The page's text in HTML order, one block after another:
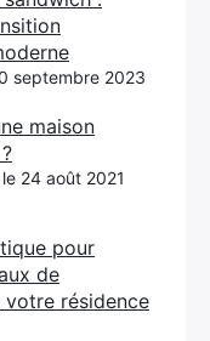
septembre 2023
maison
24 août 2021
pour
de
résidence